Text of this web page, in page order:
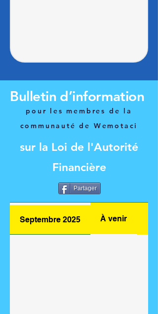
Bulletin d’information
pour les membres de la
communauté de Wemotaci
sur la Loi de l'Autorité
Financière
Partager
Septembre 2025 À venir